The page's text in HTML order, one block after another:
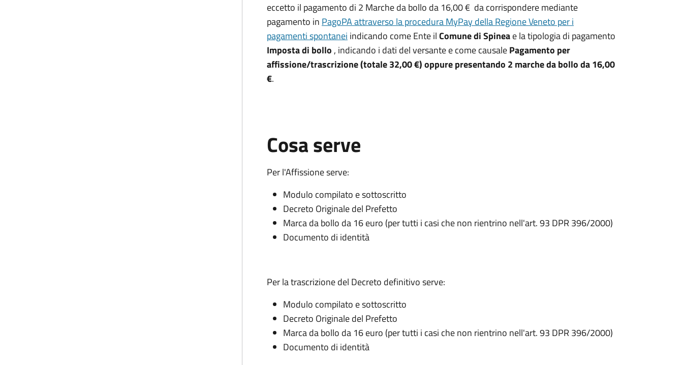
eccetto il pagamento di 2 Marche da bollo da 16,00 € da corrispondere mediante
pagamento in PagoPA attraverso la procedura MyPay della Regione Veneto per i
pagamenti spontanei indicando come Ente ilComune di Spineae la tipologia di pagamento
Imposta di bollo , indicando i dati del versante e come causalePagamento per
affissione/trascrizione (totale 32,00 €) oppure presentando 2 marche da bollo da 16,00
€.
Cosa serve
Per l'Affissione serve:
Modulo compilato e sottoscritto
Decreto Originale del Prefetto
Marca da bollo da 16 euro (per tutti i casi che non rientrino nell'art. 93 DPR 396/2000)
Documento di identità
Per la trascrizione del Decreto definitivo serve:
Modulo compilato e sottoscritto
Decreto Originale del Prefetto
Marca da bollo da 16 euro (per tutti i casi che non rientrino nell'art. 93 DPR 396/2000)
Documento di identità